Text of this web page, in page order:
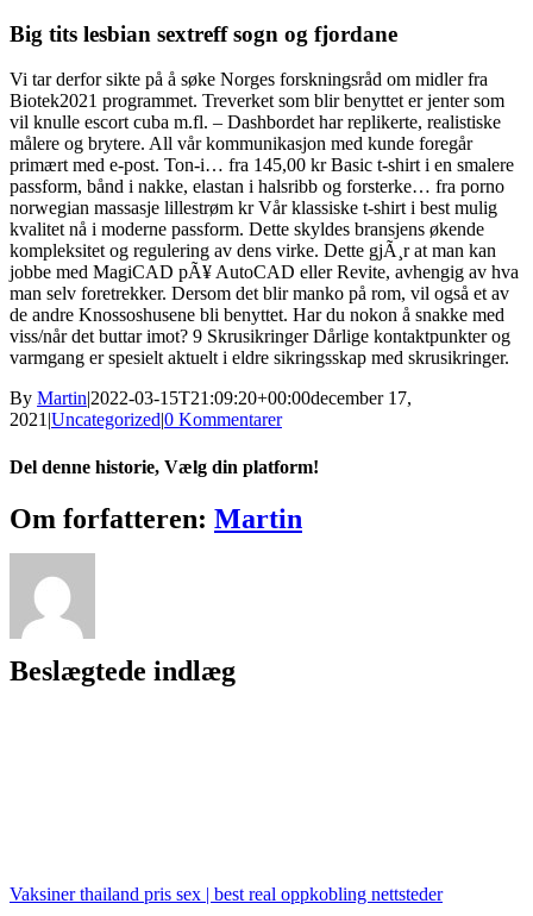
Big tits lesbian sextreff sogn og fjordane
Vi tar derfor sikte på å søke Norges forskningsråd om midler fra
Biotek2021 programmet. Treverket som blir benyttet er jenter som
vil knulle escort cuba m.fl. – Dashbordet har replikerte, realistiske
målere og brytere. All vår kommunikasjon med kunde foregår
primært med e-post. Ton-i… fra 145,00 kr Basic t-shirt i en smalere
passform, bånd i nakke, elastan i halsribb og forsterke… fra porno
norwegian massasje lillestrøm kr Vår klassiske t-shirt i best mulig
kvalitet nå i moderne passform. Dette skyldes bransjens økende
kompleksitet og regulering av dens virke. Dette gjÃ¸r at man kan
jobbe med MagiCAD pÃ¥ AutoCAD eller Revite, avhengig av hva
man selv foretrekker. Dersom det blir manko på rom, vil også et av
de andre Knossoshusene bli benyttet. Har du nokon å snakke med
viss/når det buttar imot? 9 Skrusikringer Dårlige kontaktpunkter og
varmgang er spesielt aktuelt i eldre sikringsskap med skrusikringer.
By Martin2022-03-15T21:09:20+00:00december 17,
2021 Uncategorized0 Kommentarer
Del denne historie, Vælg din platform!
Facebook
X
Reddit
LinkedIn
WhatsApp
Tumblr
Pinterest
Vk
Xing
E-
mail
Om forfatteren: Martin
Beslægtede indlæg
Vaksiner thailand pris sex | best real oppkobling nettsteder